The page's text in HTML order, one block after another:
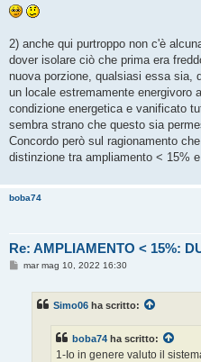
2) anche qui purtroppo non c'è
dover isolare ciò che prima era
nuova porzione, qualsiasi essa sia,
un locale estremamente energivoro
condizione energetica e vanificato
sembra strano che questo sia
Concordo però sul ragionamento
distinzione tra ampliamento < 15% e
boba74
Re: AMPLIAMENTO < 15%:
Mmar mag 10, 2022 16:30
Simo06 ha scritto:
boba74 ha scritto:
1-Io in genere valuto il